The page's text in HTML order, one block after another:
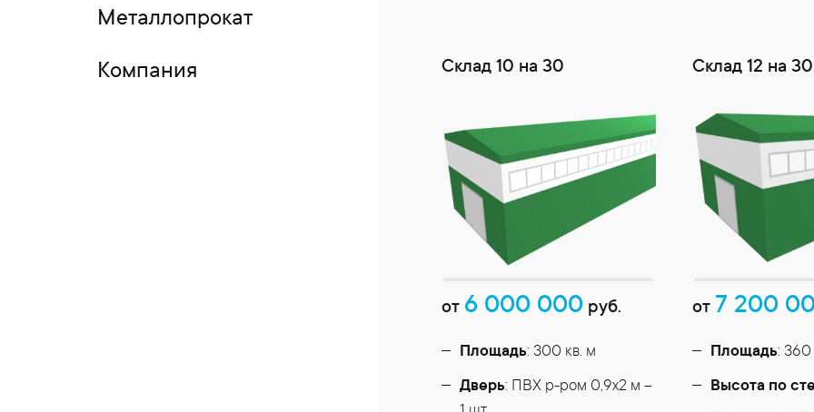
Металлопрокат
Компания Cклад 10 на 30
от 6 000 000 руб.
Площадь: 300 кв. м
Дверь: ПВХ р-ром 0,9х2 м –
Склад 12 на 30
от 7 200
Площадь: 360
Высота по